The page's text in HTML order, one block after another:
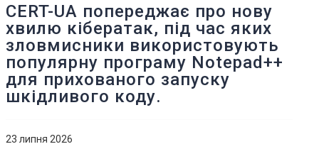
CERT-UA попереджає про нову
хвилю кібератак, під час яких
зловмисники використовують
популярну програму Notepad++
для прихованого запуску
шкідливого коду.
23 липня 2026